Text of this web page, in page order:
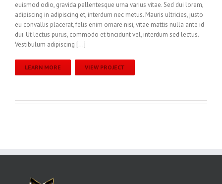
euismod odio, gravida pellentesque urna varius vitae. Sed dui lorem,
adipiscing in adipiscing et, interdum nec metus. Mauris ultricies, justo
eu convallis placerat, felis enim ornare nisi, vitae mattis nulla ante id
dui. Ut lectus purus, commodo et tincidunt vel, interdum sed lectus.
Vestibulum adipiscing […]
LEARN MORE VIEW PROJECT